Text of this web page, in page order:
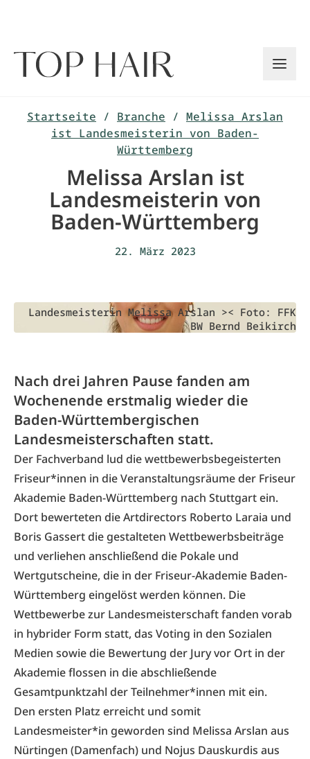
Startseite / Branche / Melissa Arslan
ist Landesmeisterin von Baden-
Württemberg
Melissa Arslan ist
Landesmeisterin von
Baden-Württemberg
22. März 2023
Landesmeisterin Melissa Arslan >< Foto: FFK
BW Bernd Beikirch
Nach drei Jahren Pause fanden am
Wochenende erstmalig wieder die
Baden-Württembergischen
Landesmeisterschaften statt.
Der Fachverband lud die wettbewerbsbegeisterten
Friseur*innen in die Veranstaltungsräume der Friseur
Akademie Baden-Württemberg nach Stuttgart ein.
Dort bewerteten die Artdirectors Roberto Laraia und
Boris Gassert die gestalteten Wettbewerbsbeiträge
und verliehen anschließend die Pokale und
Wertgutscheine, die in der Friseur-Akademie Baden-
Württemberg eingelöst werden können. Die
Wettbewerbe zur Landesmeisterschaft fanden vorab
in hybrider Form statt, das Voting in den Sozialen
Medien sowie die Bewertung der Jury vor Ort in der
Akademie flossen in die abschließende
Gesamtpunktzahl der Teilnehmer*innen mit ein.
Den ersten Platz erreicht und somit
Landesmeister*in geworden sind Melissa Arslan aus
Nürtingen (Damenfach) und Nojus Dauskurdis aus